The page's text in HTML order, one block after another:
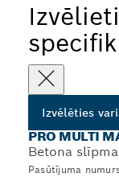
Izvēlēties
PRO MULTI
Betona
Pasūtījuma